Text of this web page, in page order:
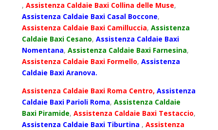
, Assistenza Caldaie Baxi Collina delle Muse,
Assistenza Caldaie Baxi Casal Boccone,
Assistenza Caldaie Baxi Camilluccia, Assistenza
Caldaie Baxi Cesano, Assistenza Caldaie Baxi
Nomentana, Assistenza Caldaie Baxi Farnesina,
Assistenza Caldaie Baxi Formello, Assistenza
Caldaie Baxi Aranova.
Assistenza Caldaie Baxi Roma Centro, Assistenza
Caldaie Baxi Parioli Roma, Assistenza Caldaie
Baxi Piramide, Assistenza Caldaie Baxi Testaccio,
Assistenza Caldaie Baxi Tiburtina , Assistenza